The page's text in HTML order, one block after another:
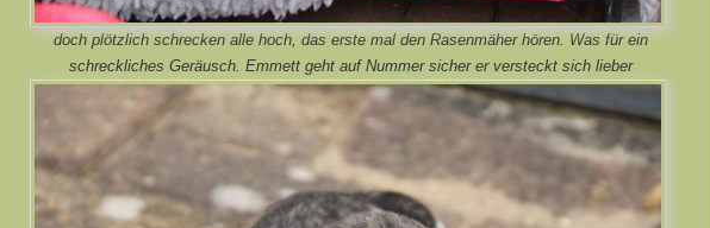
doch plötzlich schrecken alle hoch, das erste mal den Rasenmäher hören. Was für ein
schreckliches Geräusch. Emmett geht auf Nummer sicher er versteckt sich lieber